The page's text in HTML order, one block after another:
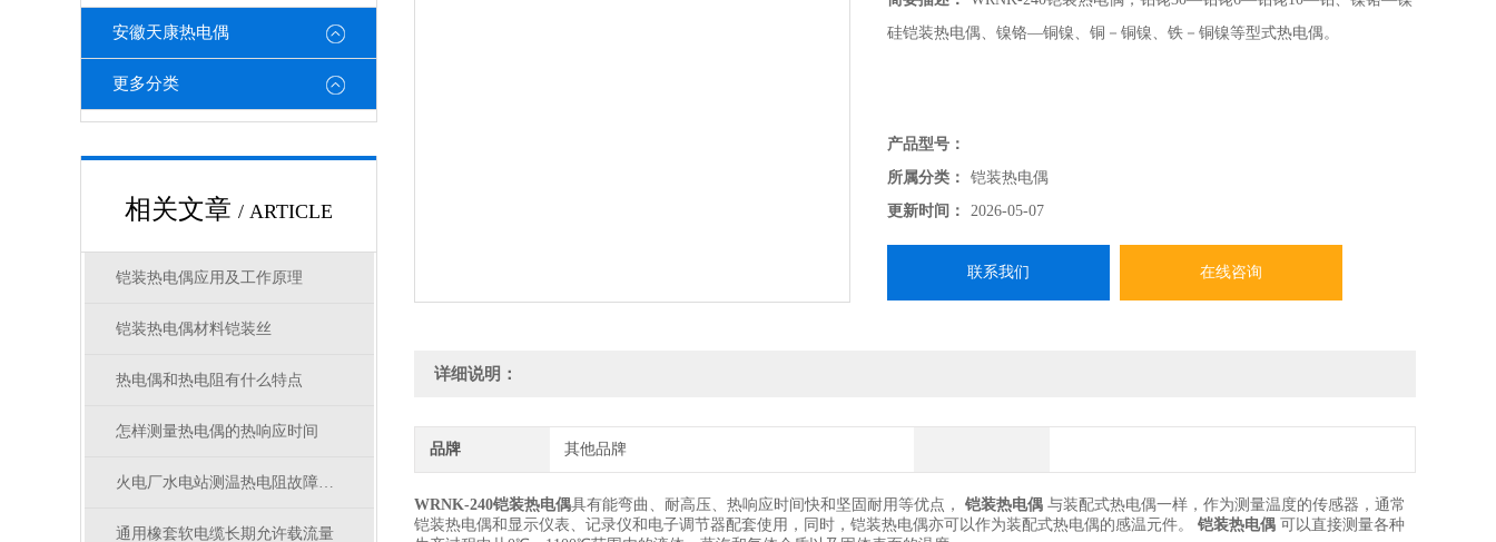
安徽天康热电偶
更多分类
相关文章 / ARTICLE
铠装热电偶应用及工作原理
铠装热电偶材料铠装丝
热电偶和热电阻有什么特点
怎样测量热电偶的热响应时间
火电厂水电站测温热电阻故障及解决方法
通用橡套软电缆长期允许载流量
硅铠装热电偶、镍铬—铜镍、铜－铜镍、铁－铜镍等型式热电偶。
产品型号：
所属分类：
铠装热电偶
更新时间：
2026-05-07
联系我们 在线咨询
详细说明：
品牌 其他品牌
WRNK-240铠装热电偶具有能弯曲、耐高压、热响应时间快和坚固耐用等优点， 铠装热电偶 与装配式热电偶一样，作为测量温度的传感器，通常
铠装热电偶和显示仪表、记录仪和电子调节器配套使用，同时，铠装热电偶亦可以作为装配式热电偶的感温元件。
铠装热电偶 可以直接测量各种